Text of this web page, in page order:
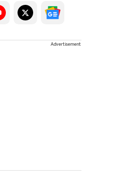
Advertisement